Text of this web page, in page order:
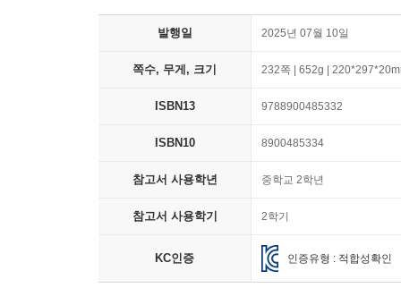
발행일 2025년 07월 10일
쪽수, 무게, 크기 232쪽 | 652g |
ISBN13 9788900485332
ISBN10 8900485334
참고서 사용학년 중학교 2학년
참고서 사용학기 2학기
KC인증 인증유형 : 적합성확인